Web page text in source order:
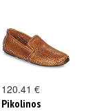
120.41 €
Pikolinos